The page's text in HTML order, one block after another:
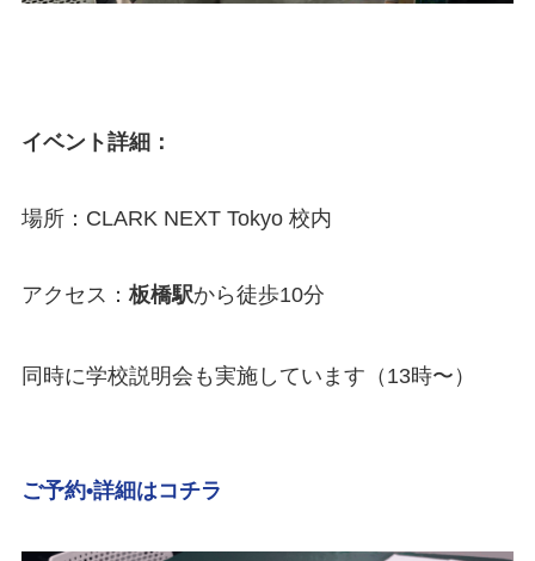
イベント詳細：
場所：CLARK NEXT Tokyo 校内
アクセス： 板橋駅から徒歩10分
同時に学校説明会も実施しています（13時〜）
ご予約•詳細はコチラ